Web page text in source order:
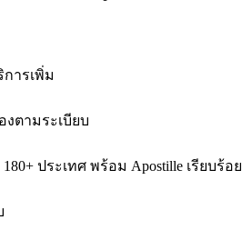
ารเพิ่ม
ตามระเบียบ
180+ ประเทศ พร้อม Apostille เรียบร้อย